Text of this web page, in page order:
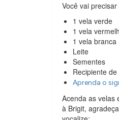
Você vai precisar
1 vela verde
1 vela
1 vela branca
Leite
Sementes
Recipiente de
Aprenda o
Acenda as velas
à Brigit,